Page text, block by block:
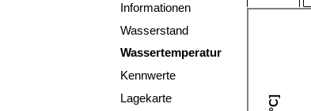
Informationen
Wasserstand
Wassertemperatur
Kennwerte
Lagekarte